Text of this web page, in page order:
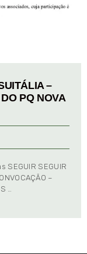
–
PQ NOVA
SEGUIR
–
…